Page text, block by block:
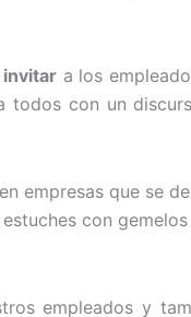
invitar a los
todos con un
empresas que se
estuches con
empleados y